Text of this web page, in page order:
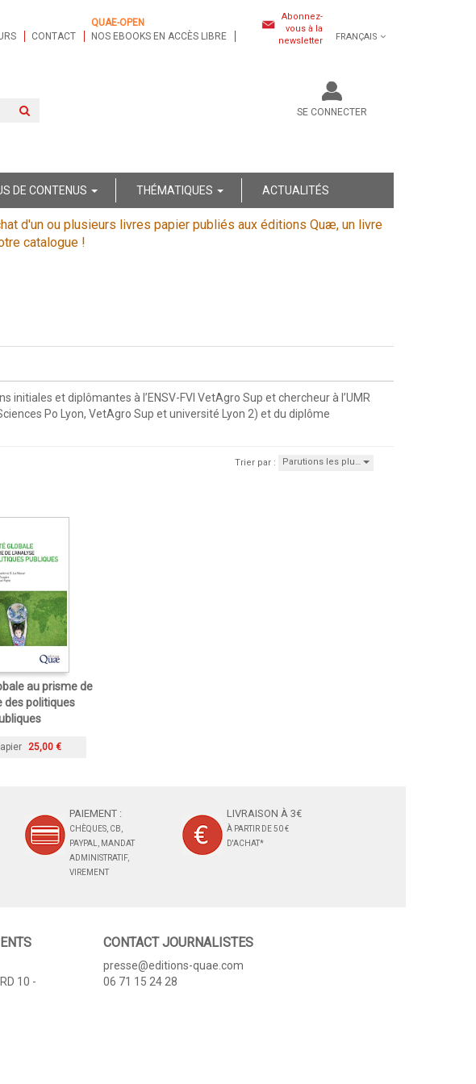
CONTACT
QUAE-OPEN
NOS EBOOKS EN ACCÈS LIBRE
Abonnez-
vous à la
newsletter
FRANÇAIS
SE CONNECTER
DE CONTENUS THÉMATIQUES ACTUALITÉS
d'un ou plusieurs livres papier publiés aux éditions Quæ, un livre
catalogue !
et diplômantes à l’ENSV-FVI VetAgro Sup et chercheur à l’UMR
Po Lyon, VetAgro Sup et université Lyon 2) et du diplôme
Trier par : Parutions les plu…
au prisme de
des politiques
25,00 €
PAIEMENT :
CHÈQUES, CB,
PAYPAL, MANDAT
ADMINISTRATIF,
VIREMENT
LIVRAISON À 3€
À PARTIR DE 50 €
D'ACHAT*
10 -
CONTACT JOURNALISTES
presse@editions-quae.com
06 71 15 24 28